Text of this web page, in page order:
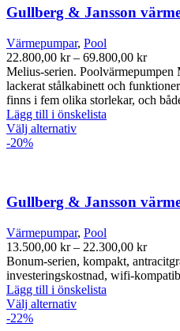
Gullberg & Jansson
Värmepumpar, Pool
22.800,00 kr – 69.800,00 kr
till
Melius-serien. Poolvärmepumpen
lackerat stålkabinett och
finns i fem olika storlekar, och
Lägg till i önskelista
Välj alternativDen
varianter.
De
olika
alternativen
kan
väljas
på
produktsidan
-20%
Gullberg & Jansson
Värmepumpar, Pool
13.500,00 kr – 22.300,00 kr
till
Bonum-serien, kompakt,
investeringskostnad, wifi-
Lägg till i önskelista
Välj alternativDen
-22%